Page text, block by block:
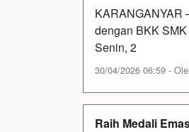
KARANGANYAR
dengan BKK
Senin, 2
30/04/2026 06:59 -
Raih Medali